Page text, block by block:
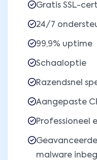
Gratis SSL-
24/7
99,9% uptime
Schaaloptie
Razendsnel
Aangepaste
Professioneel
malware